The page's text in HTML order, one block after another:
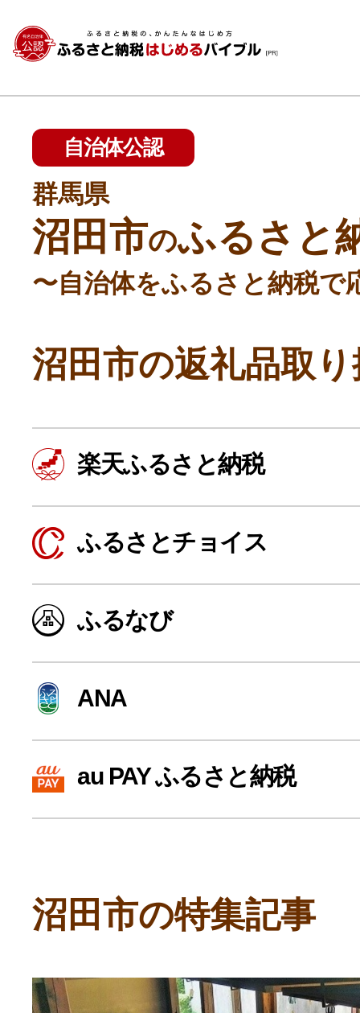
ふるさと納税徹底比較
寄付上限額シミュレーション
個人事業主・フリーラン
個人事業・フリーランス
自治体公認
群馬県
沼田市のふるさと
〜自治体をふるさと納税で
沼田市の返礼品取
楽天ふるさと納税
ふるさとチョイス
ふるなび
ANA
au PAY ふるさと納税
沼田市の特集記事